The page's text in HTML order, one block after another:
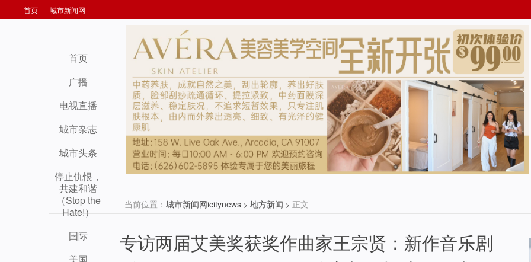
首页 城市新闻网
当前位置： 城市新闻网icitynews > 地方新闻 > 正文
首页
广播
电视直播
城市杂志
城市头条
停止仇恨，
共建和谐
（Stop the
Hate!）
国际
专访两届艾美奖获奖作曲家王宗贤：新作音乐剧